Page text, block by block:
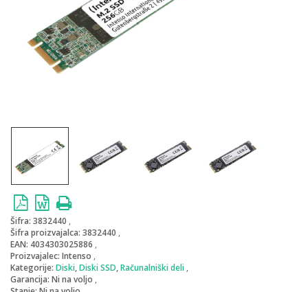
Šifra: 3832440
Šifra proizvajalca: 3832440
EAN: 4034303025886
Proizvajalec: Intenso
Kategorije: Diski,Diski SSD,Računalniški deli
Garancija: Ni na voljo